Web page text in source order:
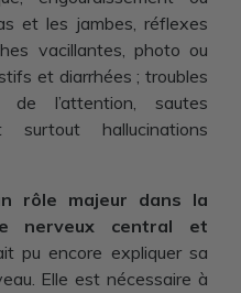
et les jambes, réflexes
vacillantes, photo ou
et diarrhées ; troubles
l’attention, sautes
surtout hallucinations
rôle majeur dans la
nerveux central et
pu encore expliquer sa
Elle est nécessaire à